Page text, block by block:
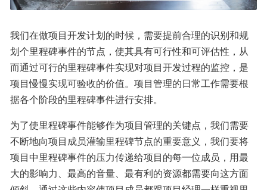
我们在做项目开发计划的时候，需要提前合理的识别和规
划个里程碑事件的节点，使其具有可行性和可评估性，从
而通过可行的里程碑事件实现对项目开发过程的监控，是
项目慢慢实现可验收的价值。项目管理的日常工作需要根
据各个阶段的里程碑事件进行安排。
为了使里程碑事件能够作为项目管理的关键点，我们需要
不断地向项目成员灌输里程碑节点的重要意义，我们要将
项目中里程碑事件的压力传递给项目的每一位成员，用最
大的影响力、最高的音量、最有利的资源都需要向这方面